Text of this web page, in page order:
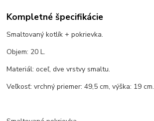
Kompletné špecifikácie
Smaltovaný kotlík + pokrievka.
Objem: 20 L.
Materiál: oceľ, dve vrstvy smaltu.
Veľkosť: vrchný priemer: 49,5 cm, výška: 19 cm.